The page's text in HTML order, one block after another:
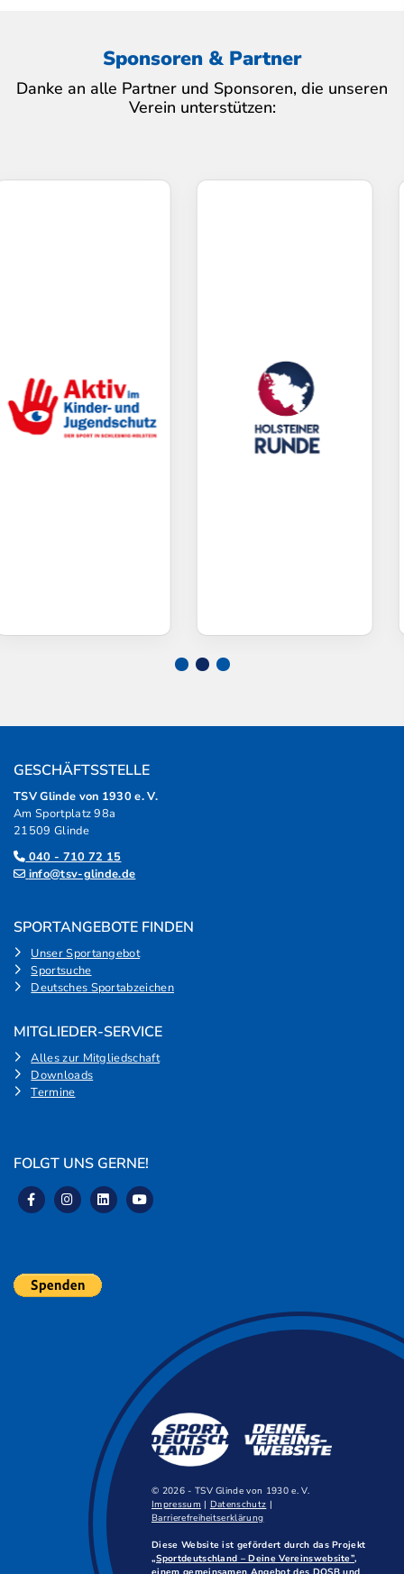
Sponsoren & Partner
Danke an alle Partner und Sponsoren, die unseren
Verein unterstützen:
GESCHÄFTSSTELLE
TSV Glinde von 1930 e. V.
Am Sportplatz 98a
21509 Glinde
040 - 710 72 15
info@tsv-glinde.de
SPORTANGEBOTE FINDEN
Unser Sportangebot
Sportsuche
Deutsches Sportabzeichen
MITGLIEDER-SERVICE
Alles zur Mitgliedschaft
Downloads
Termine
FOLGT UNS GERNE!
© 2026 - TSV Glinde von 1930 e. V.
Impressum | Datenschutz |
Barrierefreiheitserklärung
Diese Website ist gefördert durch das Projekt
„Sportdeutschland – Deine Vereinswebsite”,